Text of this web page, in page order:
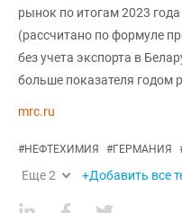
рынок по итогам 2023
(рассчитано по формуле
без учета экспорта в
больше показателя годом
mrc.ru
#НЕФТЕХИМИЯ #ГЕРМАНИЯ
Еще2 +Добавить все